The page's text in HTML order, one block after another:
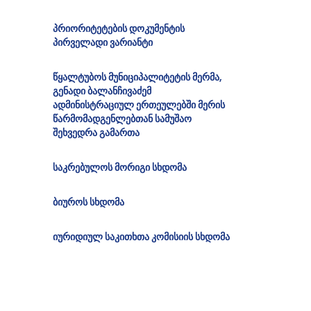
პრიორიტეტების დოკუმენტის
პირველადი ვარიანტი
წყალტუბოს მუნიციპალიტეტის მერმა,
გენადი ბალანჩივაძემ
ადმინისტრაციულ ერთეულებში მერის
წარმომადგენლებთან სამუშაო
შეხვედრა გამართა
საკრებულოს მორიგი სხდომა
ბიუროს სხდომა
იურიდიულ საკითხთა კომისიის სხდომა